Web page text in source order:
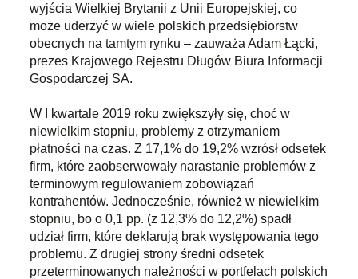
wyjścia Wielkiej Brytanii z Unii Europejskiej, co
może uderzyć w wiele polskich przedsiębiorstw
obecnych na tamtym rynku – zauważa Adam Łącki,
prezes Krajowego Rejestru Długów Biura Informacji
Gospodarczej SA.
W I kwartale 2019 roku zwiększyły się, choć w
niewielkim stopniu, problemy z otrzymaniem
płatności na czas. Z 17,1% do 19,2% wzrósł odsetek
firm, które zaobserwowały narastanie problemów z
terminowym regulowaniem zobowiązań
kontrahentów. Jednocześnie, również w niewielkim
stopniu, bo o 0,1 pp. (z 12,3% do 12,2%) spadł
udział firm, które deklarują brak występowania tego
problemu. Z drugiej strony średni odsetek
przeterminowanych należności w portfelach polskich